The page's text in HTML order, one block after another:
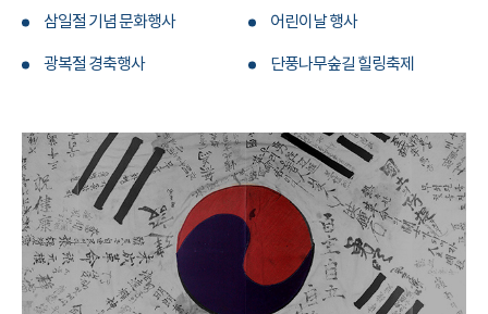
삼일절 기념 문화행사 어린이날 행사
광복절 경축행사 단풍나무숲길 힐링축제